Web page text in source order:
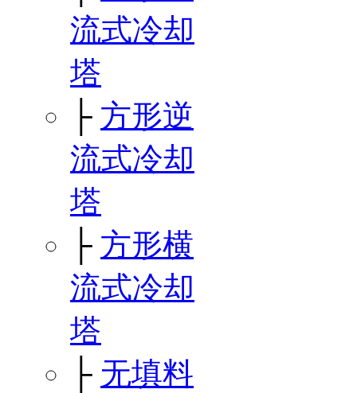
流式冷却
塔
├ 方形逆
流式冷却
塔
├ 方形横
流式冷却
塔
├ 无填料